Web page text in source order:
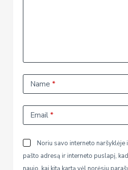
Name *
Email*
Noriu savo interneto naršyklėje
pašto adresą ir interneto puslapį,